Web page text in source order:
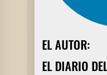
EL AUTOR:
EL DIARIO